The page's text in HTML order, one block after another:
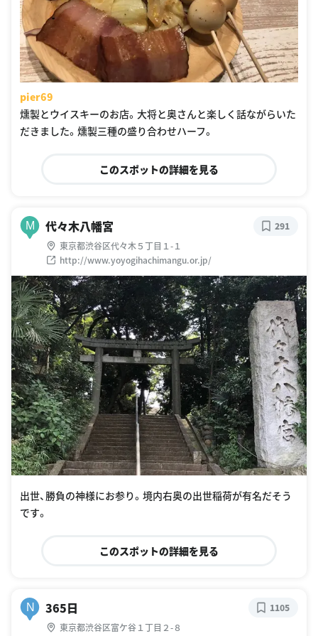
pier69
燻製とウイスキーのお店。大将と奥さんと楽しく話ながらいた
だきました。燻製三種の盛り合わせハーフ。
このスポットの詳細を見る
M 代々木八幡宮
東京都渋谷区代々木５丁目１-１
http://www.yoyogihachimangu.or.jp/
291
出世、勝負の神様にお参り。境内右奥の出世稲荷が有名だそう
です。
このスポットの詳細を見る
N 365日
東京都渋谷区富ケ谷１丁目２-８
1105